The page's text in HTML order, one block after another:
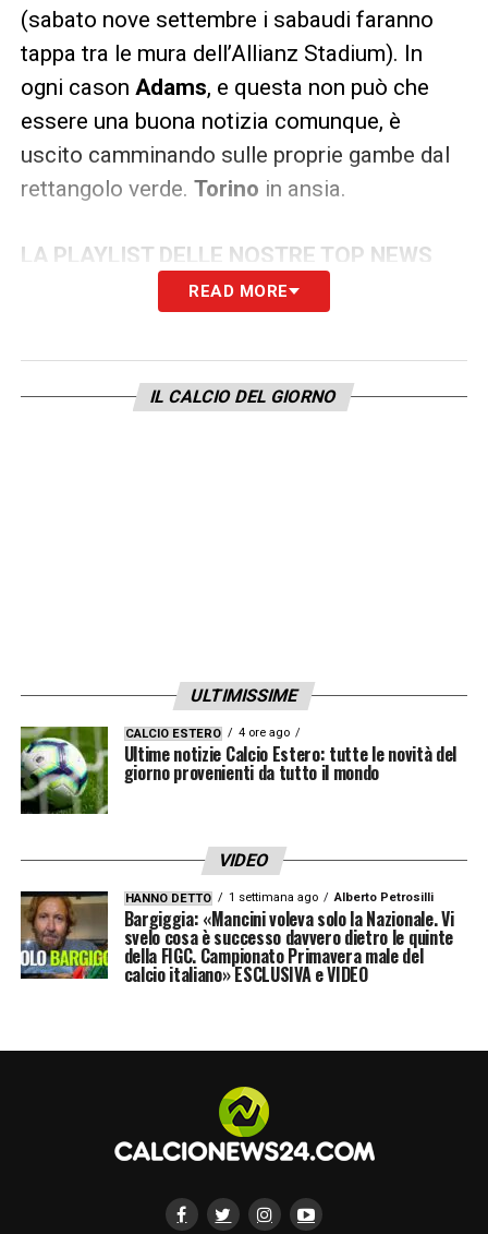
(sabato nove settembre i sabaudi faranno
tappa tra le mura dell’Allianz Stadium). In
ogni cason Adams, e questa non può che
essere una buona notizia comunque, è
uscito camminando sulle proprie gambe dal
rettangolo verde. Torino in ansia.
LA PLAYLIST DELLE NOSTRE TOP NEWS
READ MORE
IL CALCIO DEL GIORNO
ULTIMISSIME
CALCIO ESTERO 4 ore ago
Ultime notizie Calcio Estero: tutte le novità del
giorno provenienti da tutto il mondo
VIDEO
HANNO DETTO 1 settimana ago Alberto Petrosilli
Bargiggia: «Mancini voleva solo la Nazionale. Vi
svelo cosa è successo davvero dietro le quinte
della FIGC. Campionato Primavera male del
calcio italiano» ESCLUSIVA e VIDEO